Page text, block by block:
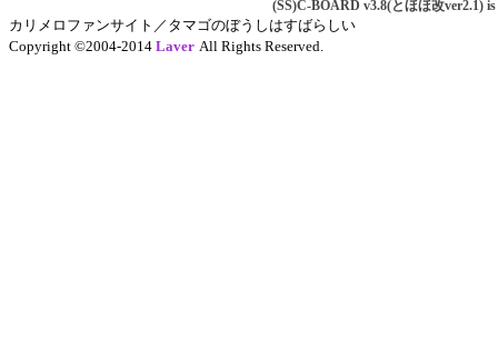
(SS)C-BOARD v3.8(とほほ改ver2.1) is
カリメロファンサイト／タマゴのぼうしはすばらしい
Copyright ©2004-2014 Laver All Rights Reserved.